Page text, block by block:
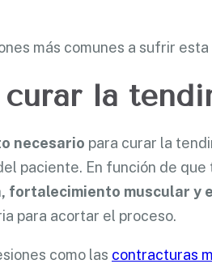
más comunes a sufrir
la
necesario para curar la
paciente. En función de
fortalecimiento muscular y
para acortar el proceso.
como las contracturas